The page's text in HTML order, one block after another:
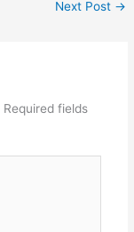
Next Post →
Required fields